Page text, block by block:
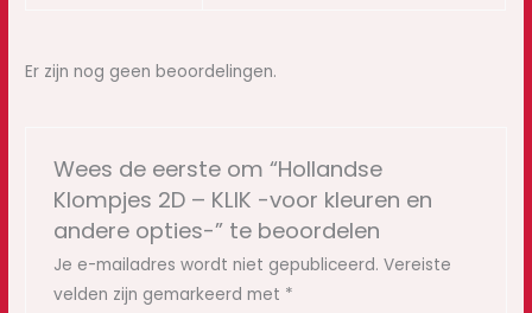
Er zijn nog geen beoordelingen.
Wees de eerste om “Hollandse
Klompjes 2D – KLIK -voor kleuren en
andere opties-” te beoordelen
Je e-mailadres wordt niet gepubliceerd. Vereiste
velden zijn gemarkeerd met *